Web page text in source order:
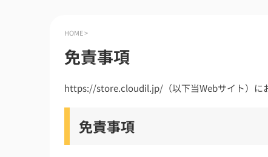
HOME>
免責事項
https://store.cloudil.jp/（以下当Webサイト）に
免責事項